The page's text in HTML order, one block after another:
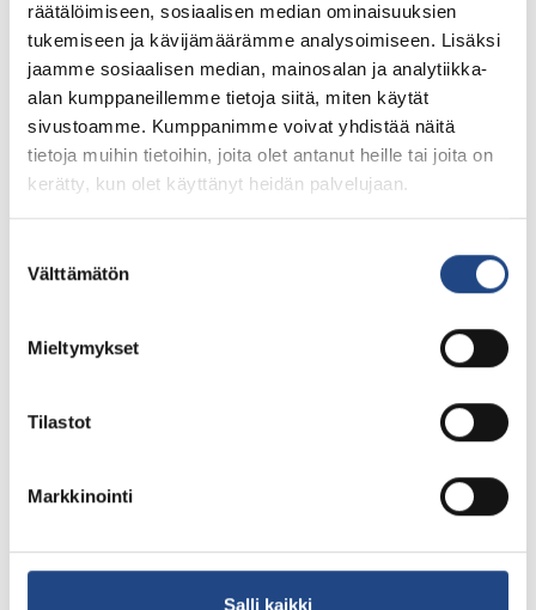
räätälöimiseen, sosiaalisen median ominaisuuksien
tukemiseen ja kävijämäärämme analysoimiseen. Lisäksi
jaamme sosiaalisen median, mainosalan ja analytiikka-
alan kumppaneillemme tietoja siitä, miten käytät
sivustoamme. Kumppanimme voivat yhdistää näitä
tietoja muihin tietoihin, joita olet antanut heille tai joita on
kerätty, kun olet käyttänyt heidän palvelujaan.
valinta
Välttämätön
Mieltymykset
Tilastot
Markkinointi
Salli kaikki
Tag:environmentally
friendly